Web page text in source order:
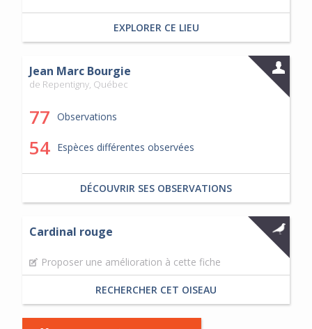
EXPLORER CE LIEU
Jean Marc Bourgie
de Repentigny, Québec
77 Observations
54 Espèces différentes observées
DÉCOUVRIR SES OBSERVATIONS
Cardinal rouge
Proposer une amélioration à cette fiche
RECHERCHER CET OISEAU